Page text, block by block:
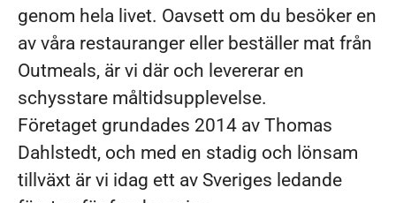
genom hela livet. Oavsett om du besöker en
av våra restauranger eller beställer mat från
Outmeals, är vi där och levererar en
schysstare måltidsupplevelse.
Företaget grundades 2014 av Thomas
Dahlstedt, och med en stadig och lönsam
tillväxt är vi idag ett av Sveriges ledande